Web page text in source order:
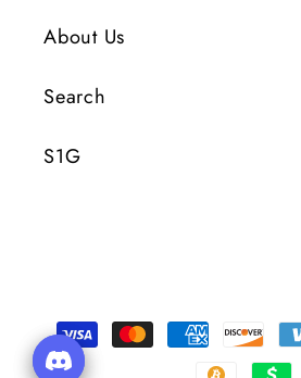
About Us
Search
S1G
Moyens
de